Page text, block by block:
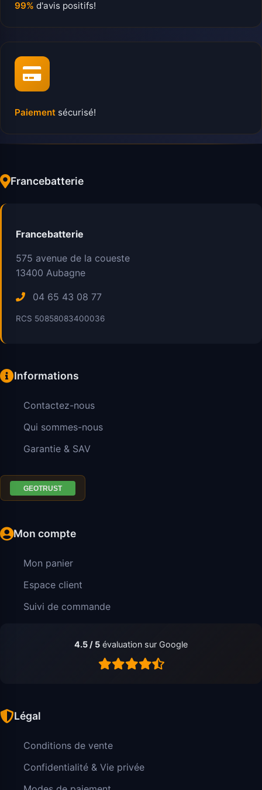
99% d'avis positifs!
Paiement sécurisé!
Francebatterie
Francebatterie
575 avenue de la coueste
13400 Aubagne
04 65 43 08 77
RCS 50858083400036
Informations
Contactez-nous
Qui sommes-nous
Garantie & SAV
Mon compte
Mon panier
Espace client
Suivi de commande
4.5 / 5 évaluation sur Google
Légal
Conditions de vente
Confidentialité & Vie privée